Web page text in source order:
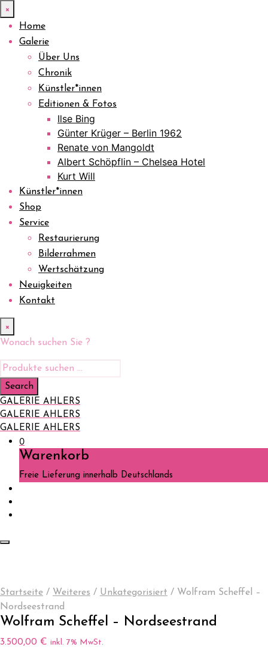
×
Home
Galerie
Über Uns
Chronik
Künstler*innen
Editionen & Fotos
Ilse Bing
Günter Krüger – Berlin 1962
Renate von Mangoldt
Albert Schöpflin – Chelsea Hotel
Kurt Will
Künstler*innen
Shop
Service
Restaurierung
Bilderrahmen
Wertschätzung
Neuigkeiten
Kontakt
×
Wonach suchen Sie ?
GALERIE AHLERS
GALERIE AHLERS
GALERIE AHLERS
0
Warenkorb
Freie Lieferung innerhalb Deutschlands
Startseite / Weiteres / Unkategorisiert / Wolfram Scheffel –
Nordseestrand
Wolfram Scheffel – Nordseestrand
3.500,00 € inkl. 7% MwSt.